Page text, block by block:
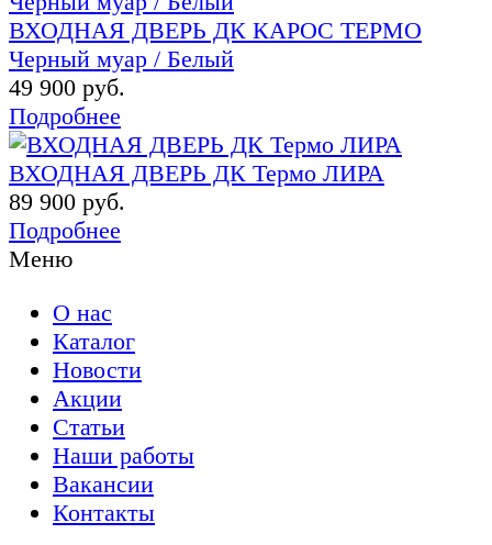
ВХОДНАЯ ДВЕРЬ ДК КАРОС ТЕРМО
Черный муар / Белый
49 900 руб.
Подробнее
ВХОДНАЯ ДВЕРЬ ДК Термо ЛИРА
89 900 руб.
Подробнее
Меню
О нас
Каталог
Новости
Акции
Статьи
Наши работы
Вакансии
Контакты